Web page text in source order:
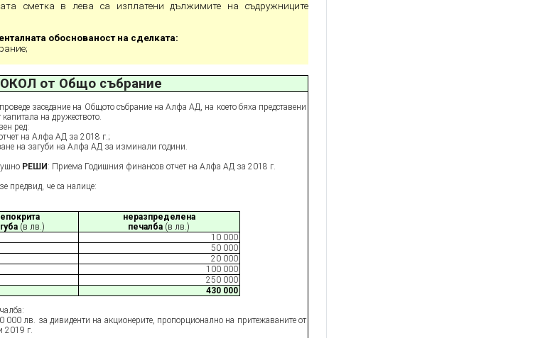
сметка в лева са изплатени дължимите на съдружниците
обоснованост на сделката:
от Общо събрание
заседание на Общото събрание на Алфа АД, на което бяха представени
на дружеството.
ред:
на Алфа АД за 201 8 г.;
на загуби на Алфа АД за изминали години.
РЕШИ : Приема Годишния финансов отчет на Алфа АД за 201 8 г.
предвид, че са налице:
(в лв.)
неразпределена
печалба (в лв.)
10 000
50 000
20 000
100 000
250 000
430 000
дивиденти на акционерите, пропорционално на притежаваните от
201 9 г.